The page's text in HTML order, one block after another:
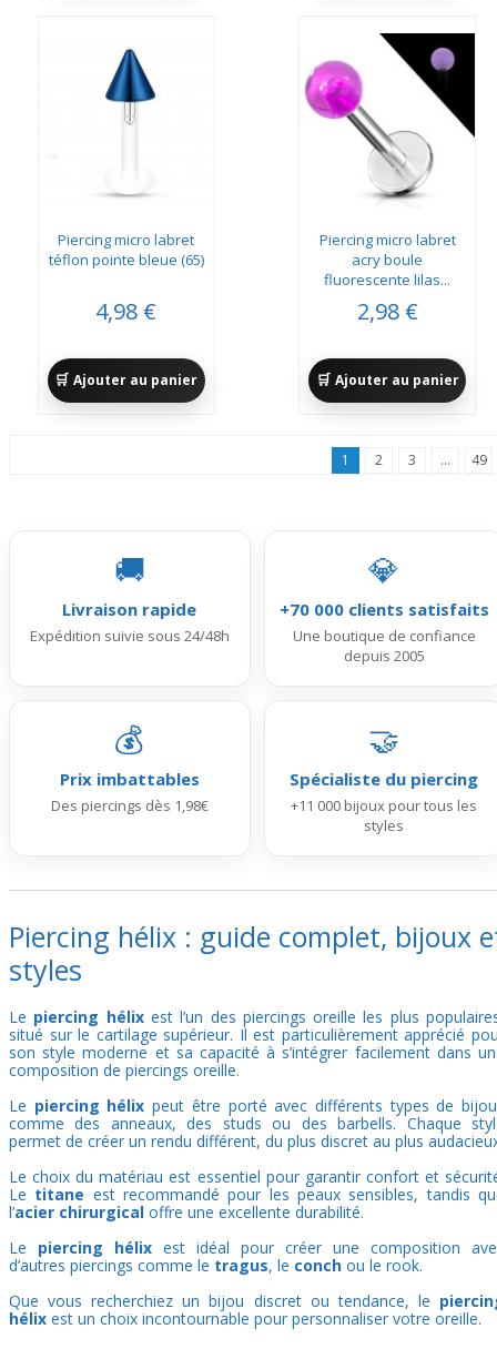
Piercing micro labret
téflon pointe bleue (65)
4,98 €
Ajouter au panier
Piercing micro labret
acry boule
fluorescente lilas...
2,98 €
Ajouter au panier
1 2 3 ... 49
🚚
Livraison rapide
Expédition suivie sous 24/48h
💎
+70 000 clients satisfaits
Une boutique de confiance
depuis 2005
💰
Prix imbattables
Des piercings dès 1,98€
🤝
Spécialiste du piercing
+11 000 bijoux pour tous les
styles
Piercing hélix : guide complet, bijoux
styles
Le piercing hélixest l’un des piercings oreille les plus
situé sur le cartilage supérieur. Il est particulièrement apprécié
son style moderne et sa capacité à s’intégrer facilement dans
composition de piercings oreille.
Le piercing hélix peut être porté avec différents types de
comme des anneaux, des studs ou des barbells. Chaque
permet de créer un rendu différent, du plus discret au plus
Le choix du matériau est essentiel pour garantir confort et
Le titane est recommandé pour les peaux sensibles, tandis
l’acier chirurgical offre une excellente durabilité.
Le piercing hélix est idéal pour créer une composition
d’autres piercings comme le tragus, le conch ou le rook.
Que vous recherchiez un bijou discret ou tendance, le
hélix est un choix incontournable pour personnaliser votre oreille.